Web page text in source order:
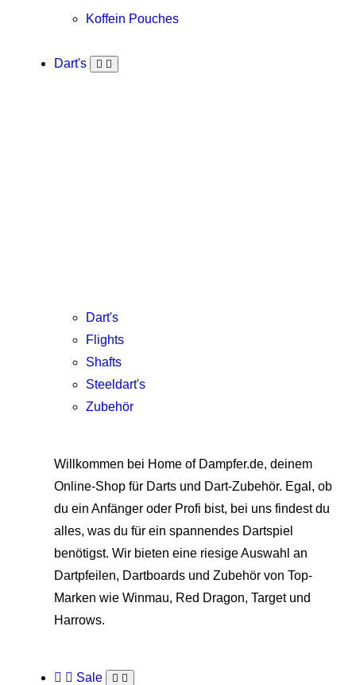
Koffein Pouches
Dart's
Dart's
Flights
Shafts
Steeldart's
Zubehör
Willkommen bei Home of Dampfer.de, deinem
Online-Shop für Darts und Dart-Zubehör. Egal, ob
du ein Anfänger oder Profi bist, bei uns findest du
alles, was du für ein spannendes Dartspiel
benötigst. Wir bieten eine riesige Auswahl an
Dartpfeilen, Dartboards und Zubehör von Top-
Marken wie Winmau, Red Dragon, Target und
Harrows.
Sale